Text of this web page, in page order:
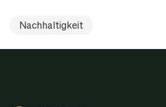
Nachhaltigkeit